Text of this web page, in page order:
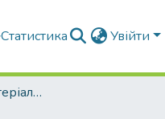
Статистика Увійти
Конференції та матеріали конференцій